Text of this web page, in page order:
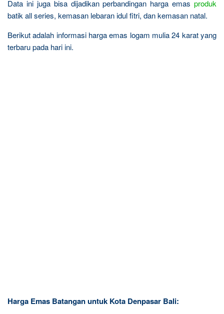
Data ini juga bisa dijadikan perbandingan harga emas produk
batik all series, kemasan lebaran idul fitri, dan kemasan natal.
Berikut adalah informasi harga emas logam mulia 24 karat yang
terbaru pada hari ini.
Harga Emas Batangan untuk Kota Denpasar Bali: